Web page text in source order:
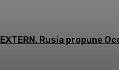
EXTERN. Rusia propune